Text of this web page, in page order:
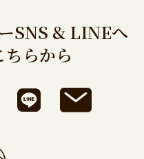
SNS & LINEへ
らから